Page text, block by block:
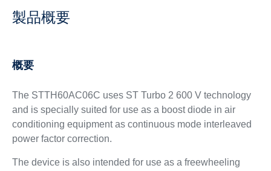
製品概要
概要
The STTH60AC06C uses ST Turbo 2 600 V technology
and is specially suited for use as a boost diode in air
conditioning equipment as continuous mode interleaved
power factor correction.
The device is also intended for use as a freewheeling